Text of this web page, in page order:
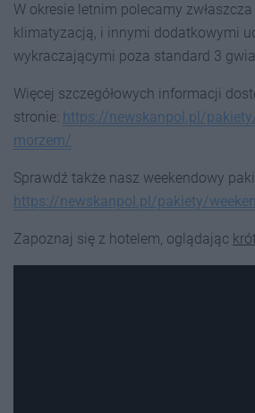
W okresie letnim polecamy
klimatyzacją, i innymi dodatkowymi
wykraczającymi poza standard 3
Więcej szczegółowych informacji
stronie: https://newskanpol.pl/
morzem/
Sprawdź także nasz weekendowy
https://newskanpol.pl/pakiety/
Zapoznaj się z hotelem, oglądając